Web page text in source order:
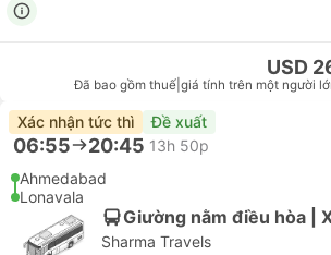
USD
Đã bao gồm thuế giá tính trên một người
Xác nhận tức thì Đề xuất
06:55 20:45 13h 50p
Ahmedabad
Lonavala
Giường nằm điều hòa |
Sharma Travels